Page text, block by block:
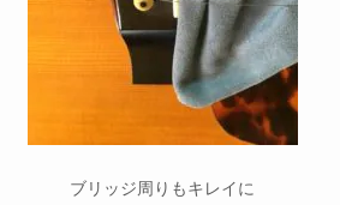
ブリッジ周りもキレイに